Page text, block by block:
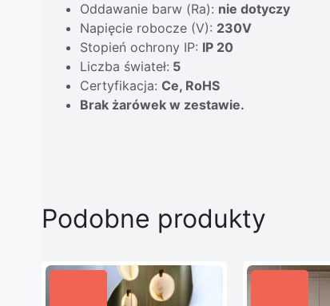
Oddawanie barw (Ra): nie dotyczy
Napięcie robocze (V): 230V
Stopień ochrony IP: IP 20
Liczba świateł: 5
Certyfikacja: Ce, RoHS
Brak żarówek w zestawie.
Podobne produkty